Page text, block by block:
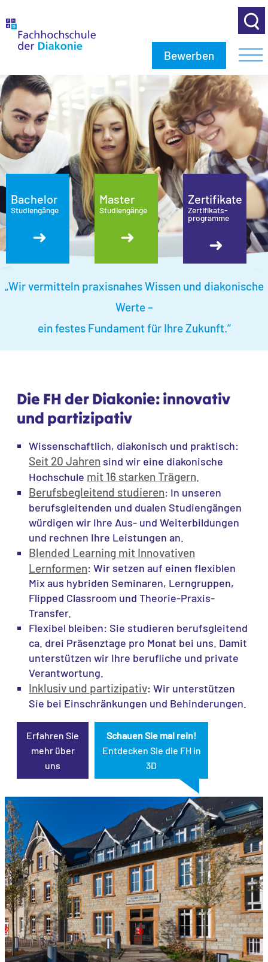
Bewerben
Bachelor
Studiengänge
➜
Master
Studiengänge
➜
Zertifikate
Zertifikats­
programme
➜
„Wir vermitteln praxisnahes Wissen und diakonische
Werte –
ein festes Fundament für Ihre Zukunft.“
Die FH der Diakonie: innovativ
und partizipativ
Wissenschaftlich, diakonisch und praktisch:
Seit 20 Jahren sind wir eine diakonische
Hochschule mit 16 starken Trägern.
Berufsbegleitend studieren: In unseren
berufsgleitenden und dualen Studiengängen
würdigen wir Ihre Aus- und Weiterbildungen
und rechnen Ihre Leistungen an.
Blended Learning mit Innovativen
Lernformen: Wir setzen auf einen flexiblen
Mix aus hybriden Seminaren, Lerngruppen,
Flipped Classroom und Theorie-Praxis-
Transfer.
Flexibel bleiben: Sie studieren berufsgleitend
ca. drei Präsenztage pro Monat bei uns. Damit
unterstützen wir Ihre berufliche und private
Verantwortung.
Inklusiv und partizipativ: Wir unterstützen
Sie bei Einschränkungen und Behinderungen.
Erfahren Sie
mehr über
uns
Schauen Sie mal rein!
Entdecken Sie die FH in
3D